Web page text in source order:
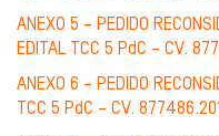
ANEXO 5 – PEDIDO
EDITAL TCC 5 PdC – CV.
ANEXO 6 – PEDIDO
TCC 5 PdC – CV.